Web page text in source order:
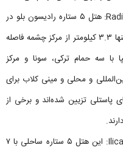
Radisson Blu Resort & Spa Çeşme: هتل ۵ ستاره رادیسون بلو در
چندقدمی ساحل چشمه واقع شده و تنها ۳.۳ کیلومتر از مرکز چشمه فاصله
با سه حمام ترکی، سونا و مرکز
و محلی و مینی کلاب برای
پاستلی تزیین شده‌اند و برخی از
Ilica Hotel Spa & Wellness Resort: این هتل ۵ ستاره ساحلی با ۷